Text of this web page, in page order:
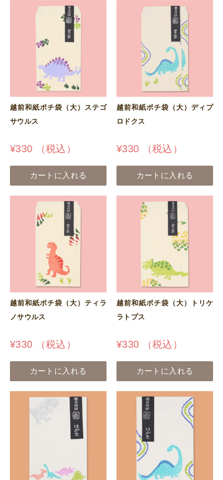
越前和紙ポチ袋（大）ステゴ
サウルス
¥330 （税込）
カートに入れる
越前和紙ポチ袋（大）ディプ
ロドクス
¥330 （税込）
カートに入れる
越前和紙ポチ袋（大）ティラ
ノサウルス
¥330 （税込）
カートに入れる
越前和紙ポチ袋（大）トリケ
ラトプス
¥330 （税込）
カートに入れる